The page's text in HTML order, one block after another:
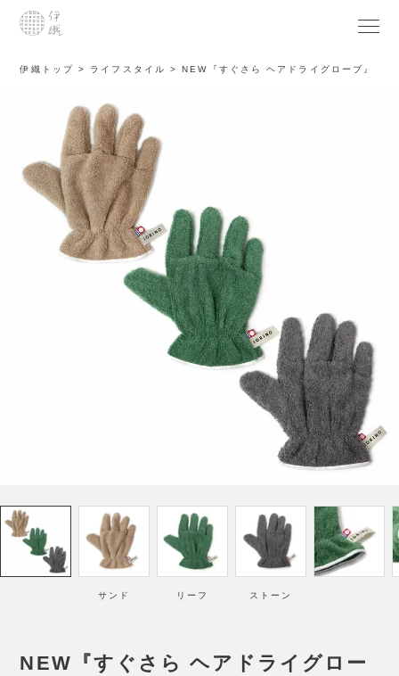
伊織トップ ライフスタイル NEW『すぐさら ヘアドライグローブ』
サンド リーフ ストーン
NEW『すぐさら ヘアドライグロー